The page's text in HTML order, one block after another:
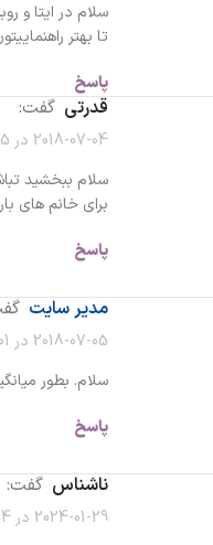
سلام در ایتا و روبیکا
تا بهتر
پاسخ
قدرتی گفت:
2018-07-04 در 4:35 ب.ظ
سلام ببخشید
برای خانم های
پاسخ
مدیر سایت
2018-07-05 در 5:01 ق.ظ
سلام. بطور میانگین 5 بسته. بهتره موقع بارداری
پاسخ
ناشناس گفت:
2024-01-29 در 2:04 ب.ظ